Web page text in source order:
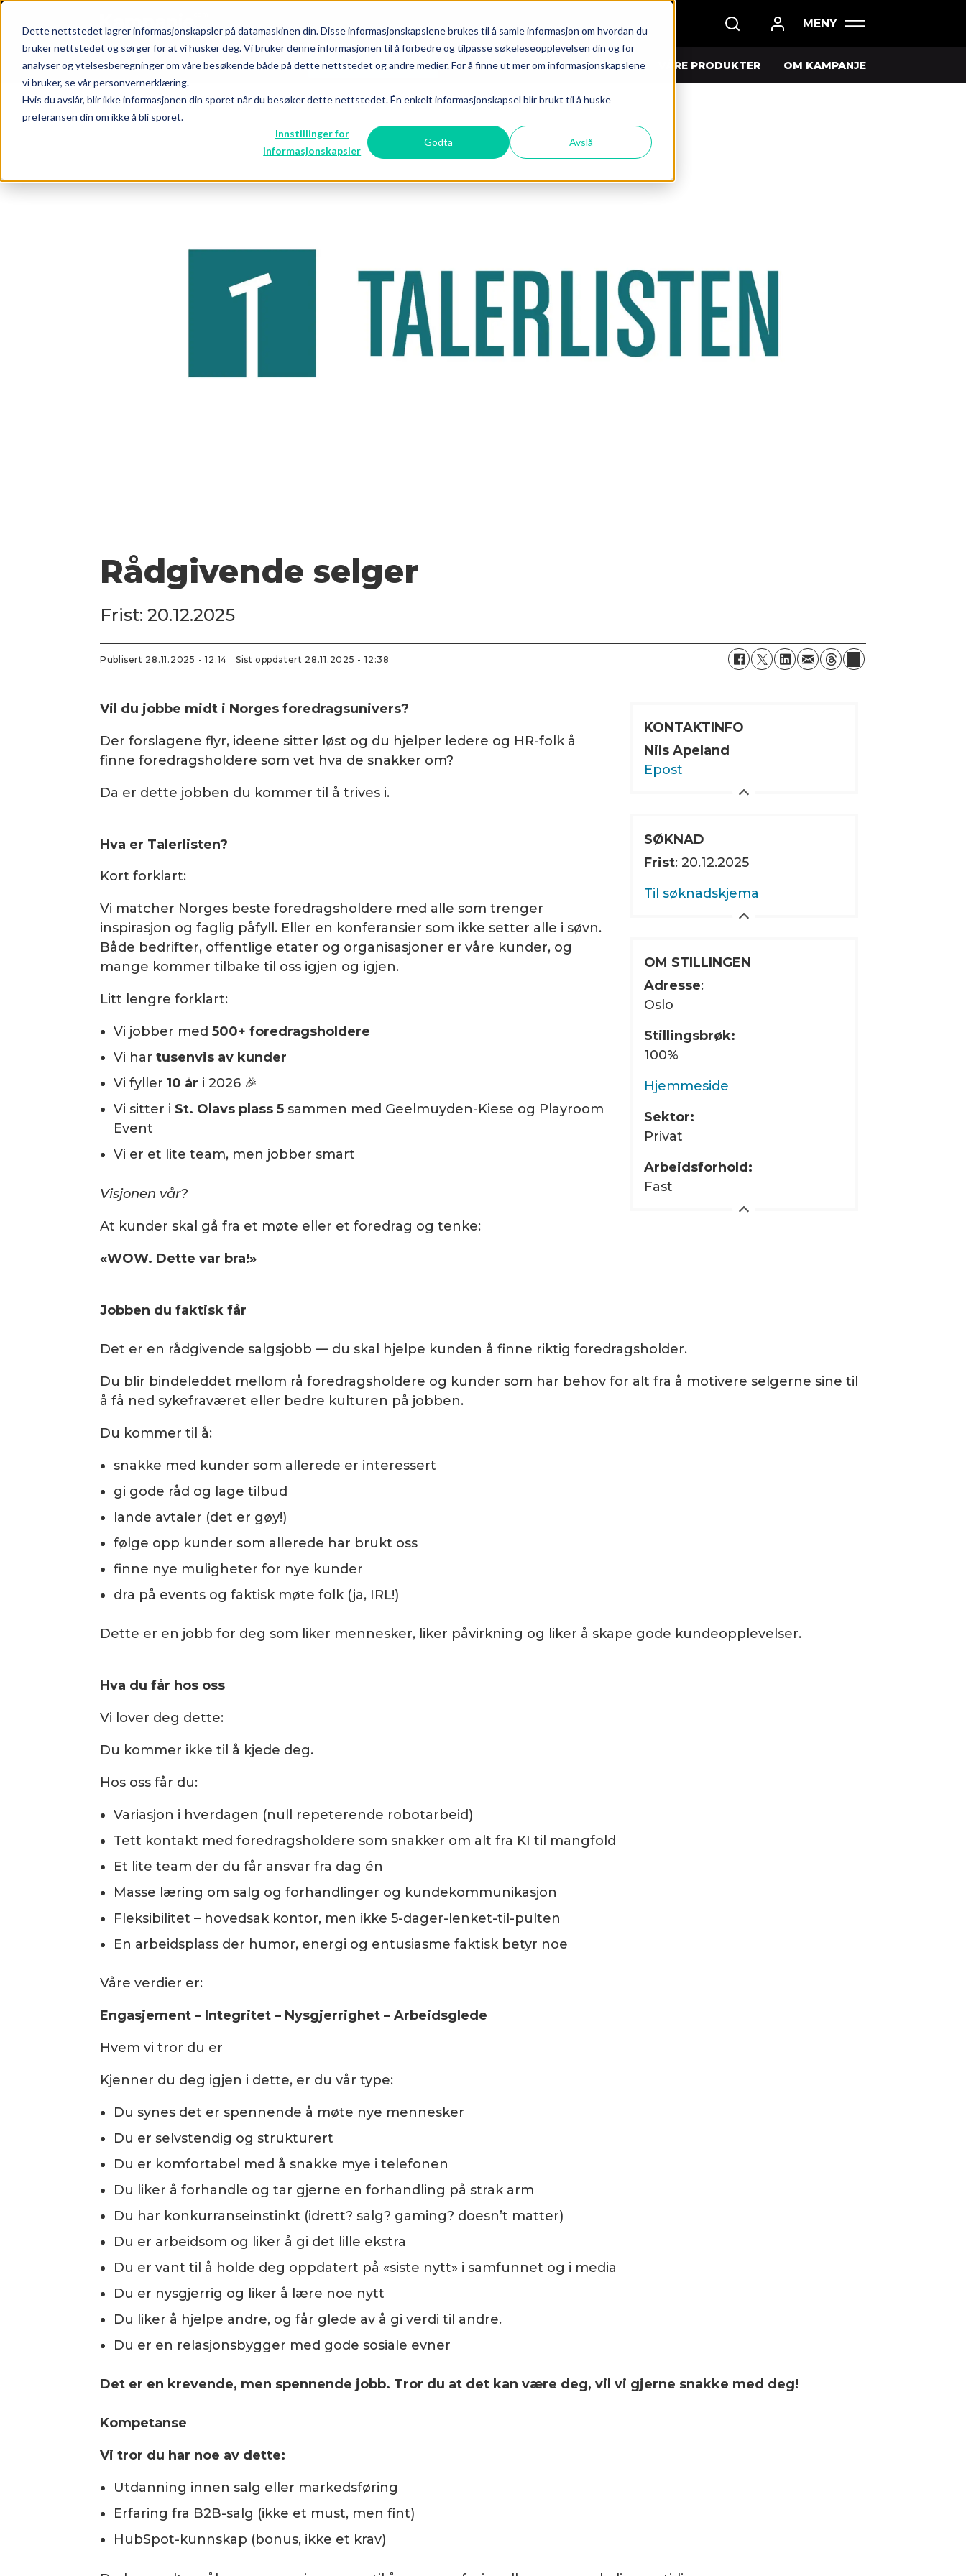
Dette nettstedet lagrer informasjonskapsler på datamaskinen din. Disse informasjonskapslene brukes til å samle informasjon om hvordan du
bruker nettstedet og sørger for at vi husker deg. Vi bruker denne informasjonen til å forbedre og tilpasse søkeleseopplevelsen din og for
analyser og ytelsesberegninger om våre besøkende både på dette nettstedet og andre medier. For å finne ut mer om informasjonskapslene
vi bruker, se vår personvernerklæring.
Hvis du avslår, blir ikke informasjonen din sporet når du besøker dette nettstedet. Én enkelt informasjonskapsel blir brukt til å huske
preferansen din om ikke å bli sporet.
Innstillinger for
informasjonskapsler
Godta Avslå
NYHETER PREMIUM EVENT LEDIGE STILLINGER BYRÅGUIDEN KAMPANJE TV VÅRE PRODUKTER OM KAMPANJE
Rådgivende selger
Frist: 20.12.2025
Publisert 28.11.2025 - 12:14 Sist oppdatert 28.11.2025 - 12:38
KONTAKTINFO
Nils Apeland
Epost
SØKNAD
Frist: 20.12.2025
Til søknadskjema
OM STILLINGEN
Adresse:
Oslo
Stillingsbrøk:
100%
Hjemmeside
Sektor:
Privat
Arbeidsforhold:
Fast
Vil du jobbe midt i Norges foredragsunivers?
Der forslagene flyr, ideene sitter løst og du hjelper ledere og HR-folk å
finne foredragsholdere som vet hva de snakker om?
Da er dette jobben du kommer til å trives i.
Hva er Talerlisten?
Kort forklart:
Vi matcher Norges beste foredragsholdere med alle som trenger
inspirasjon og faglig påfyll. Eller en konferansier som ikke setter alle i søvn.
Både bedrifter, offentlige etater og organisasjoner er våre kunder, og
mange kommer tilbake til oss igjen og igjen.
Litt lengre forklart:
Vi jobber med 500+ foredragsholdere
Vi hartusenvis av kunder
Vi fyller10 år i 2026 🎉
Vi sitter i St. Olavs plass 5 sammen med Geelmuyden-Kiese og Playroom
Event
Vi er et lite team, men jobber smart
Visjonen vår?
At kunder skal gå fra et møte eller et foredrag og tenke:
«WOW. Dette var bra!»
Jobben du faktisk får
Det er en rådgivende salgsjobb — du skal hjelpe kunden å finne riktig foredragsholder.
Du blir bindeleddet mellom rå foredragsholdere og kunder som har behov for alt fra å motivere selgerne sine til
å få ned sykefraværet eller bedre kulturen på jobben.
Du kommer til å:
snakke med kunder som allerede er interessert
gi gode råd og lage tilbud
lande avtaler (det er gøy!)
følge opp kunder som allerede har brukt oss
finne nye muligheter for nye kunder
dra på events og faktisk møte folk (ja, IRL!)
Dette er en jobb for deg som liker mennesker, liker påvirkning og liker å skape gode kundeopplevelser.
Hva du får hos oss
Vi lover deg dette:
Du kommer ikke til å kjede deg.
Hos oss får du:
Variasjon i hverdagen (null repeterende robotarbeid)
Tett kontakt med foredragsholdere som snakker om alt fra KI til mangfold
Et lite team der du får ansvar fra dag én
Masse læring om salg og forhandlinger og kundekommunikasjon
Fleksibilitet – hovedsak kontor, men ikke 5-dager-lenket-til-pulten
En arbeidsplass der humor, energi og entusiasme faktisk betyr noe
Våre verdier er:
Engasjement – Integritet – Nysgjerrighet – Arbeidsglede
Hvem vi tror du er
Kjenner du deg igjen i dette, er du vår type:
Du synes det er spennende å møte nye mennesker
Du er selvstendig og strukturert
Du er komfortabel med å snakke mye i telefonen
Du liker å forhandle og tar gjerne en forhandling på strak arm
Du har konkurranseinstinkt (idrett? salg? gaming? doesn’t matter)
Du er arbeidsom og liker å gi det lille ekstra
Du er vant til å holde deg oppdatert på «siste nytt» i samfunnet og i media
Du er nysgjerrig og liker å lære noe nytt
Du liker å hjelpe andre, og får glede av å gi verdi til andre.
Du er en relasjonsbygger med gode sosiale evner
Det er en krevende, men spennende jobb. Tror du at det kan være deg, vil vi gjerne snakke med deg!
Kompetanse
Vi tror du har noe av dette:
Utdanning innen salg eller markedsføring
Erfaring fra B2B-salg (ikke et must, men fint)
HubSpot-kunnskap (bonus, ikke et krav)